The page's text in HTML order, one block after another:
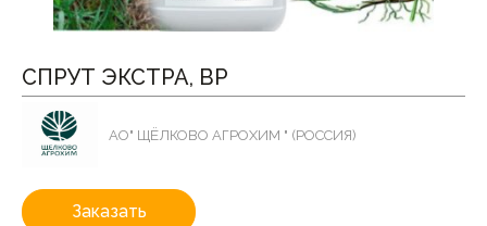
СПРУТ ЭКСТРА, ВР
АО" ЩЁЛКОВО АГРОХИМ " (РОССИЯ)
Заказать